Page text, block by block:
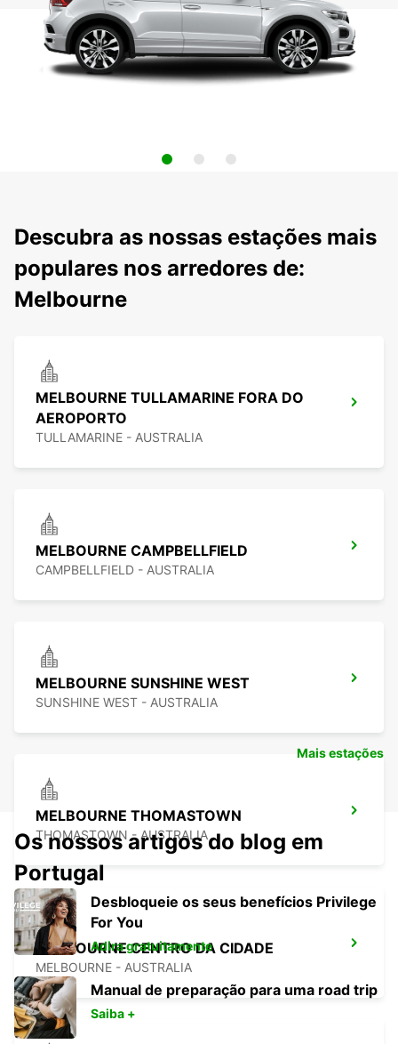
Descubra as nossas estações mais
populares nos arredores de:
Melbourne
MELBOURNE TULLAMARINE FORA DO
AEROPORTO
TULLAMARINE - AUSTRALIA
MELBOURNE CAMPBELLFIELD
CAMPBELLFIELD - AUSTRALIA
MELBOURNE SUNSHINE WEST
SUNSHINE WEST - AUSTRALIA
MELBOURNE THOMASTOWN
THOMASTOWN - AUSTRALIA
MELBOURNE CENTRO DA CIDADE
MELBOURNE - AUSTRALIA
Mais estações
Os nossos artigos do blog em
Portugal
Desbloqueie os seus benefícios Privilege
For You
Adira gratuitamente
Manual de preparação para uma road trip
Saiba +